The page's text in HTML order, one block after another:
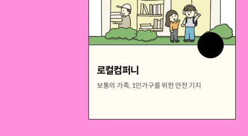
로컬컴퍼니
보통의 가족, 1인가구를 위한 안전 기지